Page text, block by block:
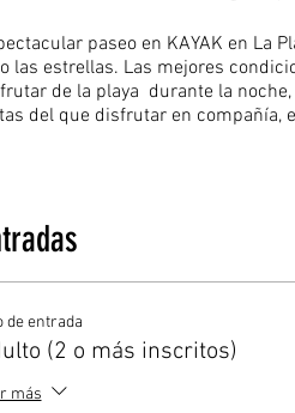
paseo en KAYAK en La
las estrellas. Las mejores
de la playa durante la noche,
del que disfrutar en compañía,
HORARIO Grupo 1: 21.00 -
NIVEL Bajo
x 1 adulto
de entrada
(2 o más inscritos)
más